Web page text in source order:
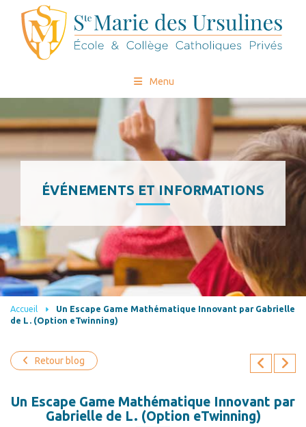
Menu
ÉVÉNEMENTS ET INFORMATIONS
Accueil
Un Escape Game Mathématique Innovant par Gabrielle
de L. (Option eTwinning)
Retour blog
Un Escape Game Mathématique Innovant par
Gabrielle de L. (Option eTwinning)